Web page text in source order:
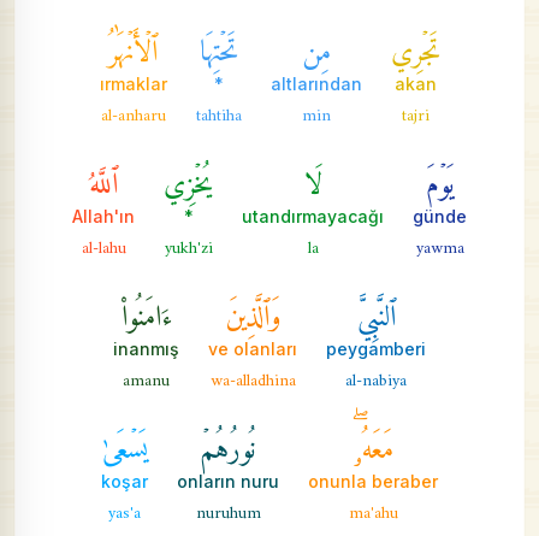
تَجۡرِي
akan
tajri
مِن
altlarından
min
تَحۡتِهَا
*
tahtiha
ٱلۡأَنۡهَٰرُ
ırmaklar
al-anharu
يَوۡمَ
günde
yawma
لَا
utandırmayacağı
la
يُخۡزِي
*
yukh'zi
ٱللَّهُ
Allah'ın
al-lahu
ٱلنَّبِيَّ
peygamberi
al-nabiya
وَٱلَّذِينَ
ve olanları
wa-alladhina
ءَامَنُواْ
inanmış
amanu
مَعَهُۥۖ
onunla beraber
ma'ahu
نُورُهُمۡ
onların nuru
nuruhum
يَسۡعَىٰ
koşar
yas'a